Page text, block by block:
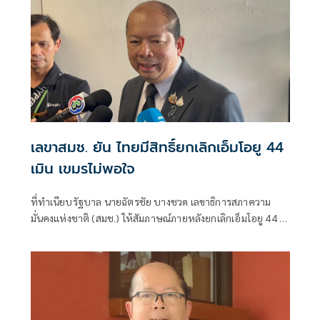
เลขาสมช. ยัน ไทยมีสิทธิ์ยกเลิกเอ็มโอยู 44
เมิน เขมรไม่พอใจ
ที่ทำเนียบรัฐบาล นายฉัตรชัย บางชวด เลขาธิการสภาความ
มั่นคงแห่งชาติ (สมช.) ให้สัมภาษณ์ภายหลังยกเลิกเอ็มโอยู 44 มี